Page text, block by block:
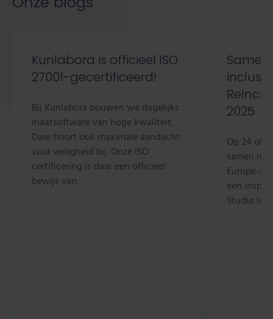
Kunlabora is officieel ISO
27001-gecertificeerd!
Bij Kunlabora bouwen we dagelijks
maatsoftware van hoge kwaliteit.
Daar hoort ook maximale aandacht
voor veiligheid bij. Onze ISO
certificering is daar een officieel
bewijs van.
2025
Op 24
samen
Europe-
een
Studio in